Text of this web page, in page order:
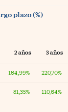
plazo (%)
2 años 3 años
164,99% 220,70%
81,35% 110,64%